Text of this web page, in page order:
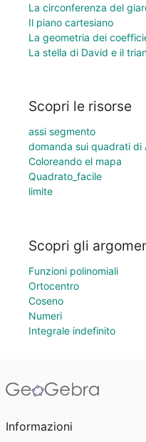
La circonferenza del
Il piano cartesiano
La geometria dei
La stella di David e il
Scopri le risorse
assi segmento
domanda sui quadrati di
Coloreando el mapa
Quadrato_facile
limite
Scopri gli
Funzioni polinomiali
Ortocentro
Coseno
Numeri
Integrale indefinito
Informazioni